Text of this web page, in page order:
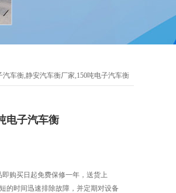
汽车衡,静安汽车衡厂家,150吨电子汽车衡
电子汽车衡
购买日起免费保修一年，送货上
的时间迅速排除故障，并定期对设备